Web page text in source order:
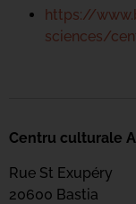
https://
sciences/
Centru culturale
Rue St Exupéry
20600 Bastia